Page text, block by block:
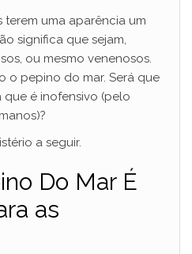
terem uma aparência um
significa que sejam,
ou mesmo venenosos.
o pepino do mar. Será que
que é inofensivo (pelo
a seguir.
Do Mar É
as